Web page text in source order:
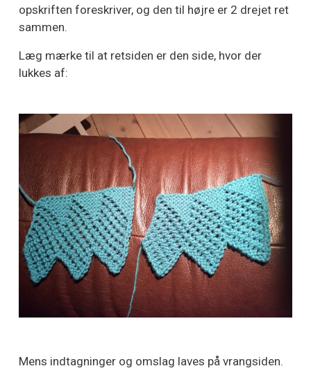
opskriften foreskriver, og den til højre er 2 drejet ret
sammen.
Læg mærke til at retsiden er den side, hvor der
lukkes af:
Mens indtagninger og omslag laves på vrangsiden.